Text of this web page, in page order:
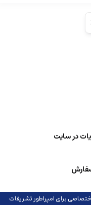
در سایت
برای امپراطور تشریفات